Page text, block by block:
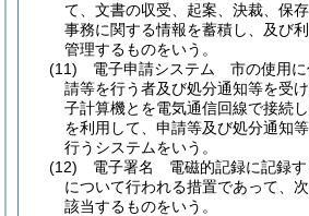
て、文書の収受、起案、決裁、保
事務に関する情報を蓄積し、及び
管理するものをいう。
(11)
電子申請システム 市の使用に
請等を行う者及び処分通知等を受
子計算機とを電気通信回線で接続
を利用して、申請等及び処分通知
行うシステムをいう。
(12)
電子署名 電磁的記録に記録す
について行われる措置であって、
該当するものをいう。